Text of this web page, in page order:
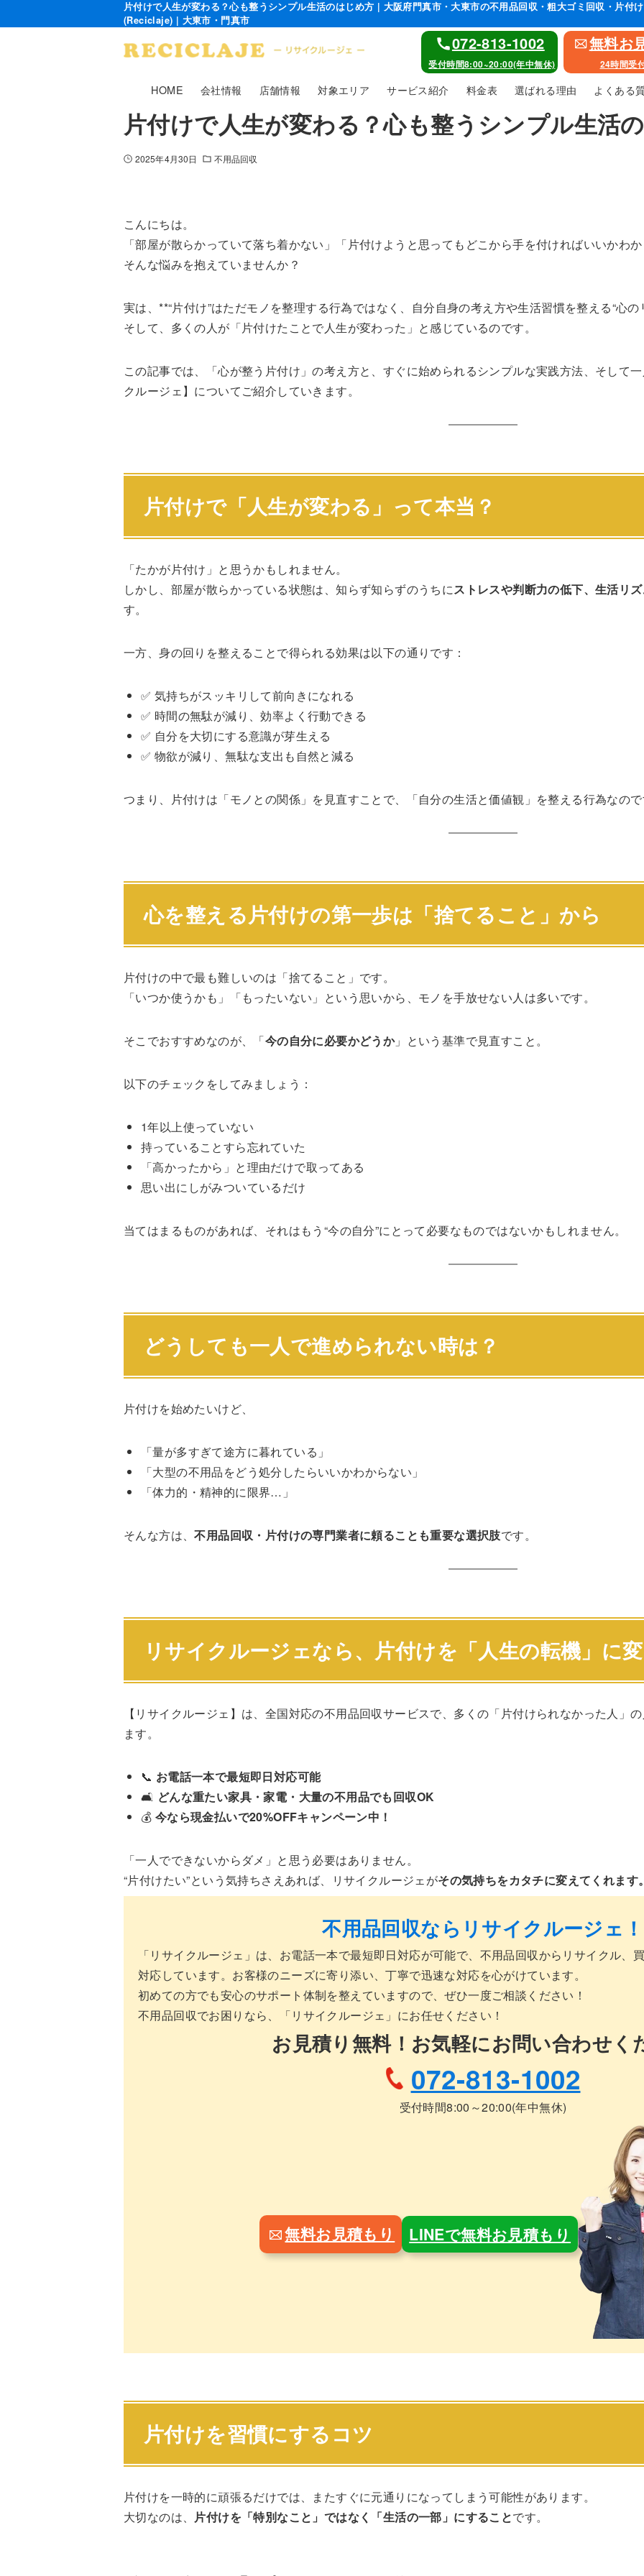
片付けで人生が変わる？心も整うシンプル生活のはじめ方 | 大阪府門真市・大東市の不用品回収・粗大ゴミ回収・片付
(Reciclaje) | 大東市・門真市
072-813-1002
受付時間8:00~20:00(年中無休)
無料お
24時間受
HOME 会社情報 店舗情報 対象エリア サービス紹介 料金表 選ばれる理由 よくある
片付けで人生が変わる？心も整うシンプル生活
2025年4月30日 不用品回収
こんにちは。
「部屋が散らかっていて落ち着かない」「片付けようと思ってもどこから手を付ければいいか
そんな悩みを抱えていませんか？
実は、**“片付け”はただモノを整理する行為ではなく、自分自身の考え方や生活習慣を整える“心
そして、多くの人が「片付けたことで人生が変わった」と感じているのです。
この記事では、「心が整う片付け」の考え方と、すぐに始められるシンプルな実践方法、そして
クルージェ】についてご紹介していきます。
片付けで「人生が変わる」って本当？
「たかが片付け」と思うかもしれません。
しかし、部屋が散らかっている状態は、知らず知らずのうちにストレスや判断力の低下、生活リ
す。
一方、身の回りを整えることで得られる効果は以下の通りです：
✅ 気持ちがスッキリして前向きになれる
✅ 時間の無駄が減り、効率よく行動できる
✅ 自分を大切にする意識が芽生える
✅ 物欲が減り、無駄な支出も自然と減る
つまり、片付けは「モノとの関係」を見直すことで、「自分の生活と価値観」を整える行為なの
心を整える片付けの第一歩は「捨てること」から
片付けの中で最も難しいのは「捨てること」です。
「いつか使うかも」「もったいない」という思いから、モノを手放せない人は多いです。
そこでおすすめなのが、「今の自分に必要かどうか」という基準で見直すこと。
以下のチェックをしてみましょう：
1年以上使っていない
持っていることすら忘れていた
「高かったから」と理由だけで取ってある
思い出にしがみついているだけ
当てはまるものがあれば、それはもう“今の自分”にとって必要なものではないかもしれません。
どうしても一人で進められない時は？
片付けを始めたいけど、
「量が多すぎて途方に暮れている」
「大型の不用品をどう処分したらいいかわからない」
「体力的・精神的に限界…」
そんな方は、不用品回収・片付けの専門業者に頼ることも重要な選択肢です。
リサイクルージェなら、片付けを「人生の転機」に
【リサイクルージェ】は、全国対応の不用品回収サービスで、多くの「片付けられなかった人」
ます。
📞 お電話一本で最短即日対応可能
🛋️ どんな重たい家具・家電・大量の不用品でも回収OK
💰 今なら現金払いで20%OFFキャンペーン中！
「一人でできないからダメ」と思う必要はありません。
“片付けたい”という気持ちさえあれば、リサイクルージェがその気持ちをカタチに変えてくれます
不用品回収ならリサイクルージェ！
「リサイクルージェ」は、お電話一本で最短即日対応が可能で、不用品回収からリサイクル、
対応しています。お客様のニーズに寄り添い、丁寧で迅速な対応を心がけています。
初めての方でも安心のサポート体制を整えていますので、ぜひ一度ご相談ください！
不用品回収でお困りなら、「リサイクルージェ」にお任せください！
お見積り無料！ お気軽にお問い合わせく
072-813-1002
受付時間8:00～20:00(年中無休)
無料お見積もり LINEで無料お見積もり
片付けを習慣にするコツ
片付けを一時的に頑張るだけでは、またすぐに元通りになってしまう可能性があります。
大切なのは、 片付けを「特別なこと」ではなく「生活の一部」にすることです。